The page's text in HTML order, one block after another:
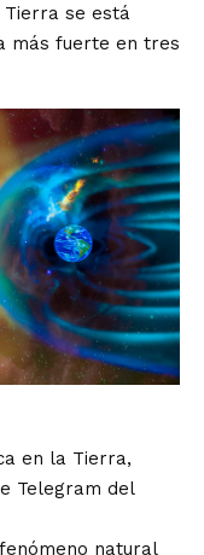
Tierra se está
más fuerte en tres
en la Tierra,
Telegram del
natural